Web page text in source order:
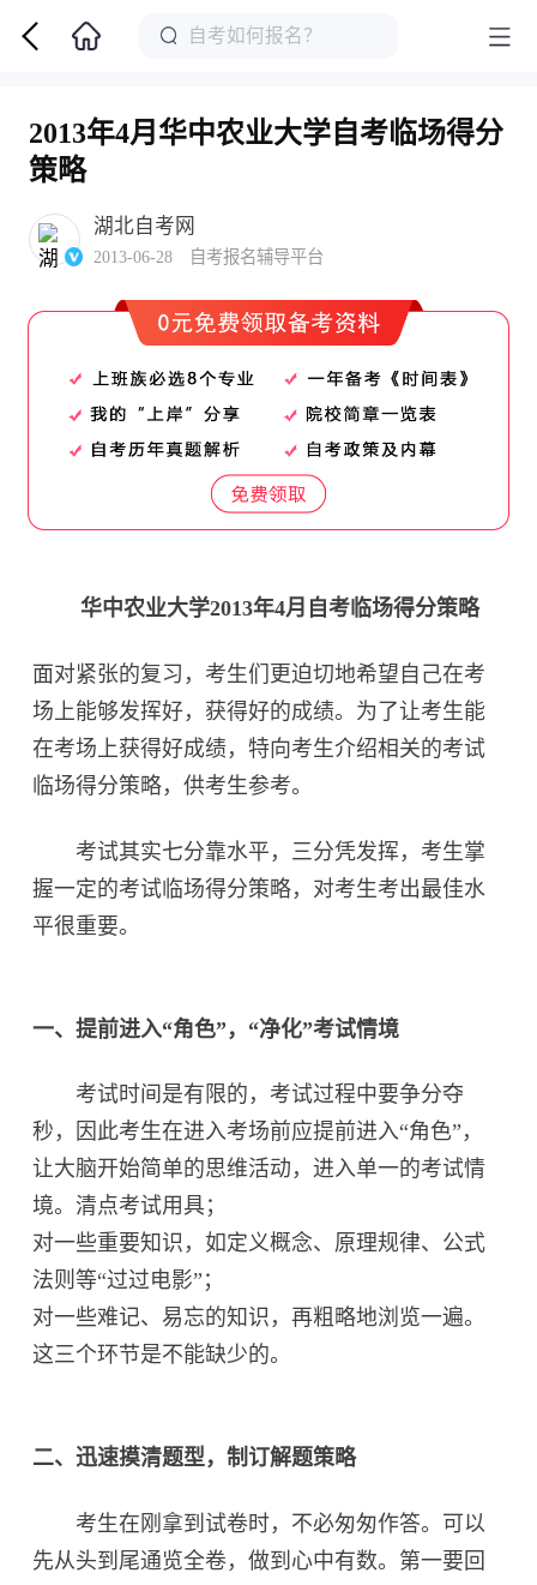
2013年4月华中农业大学自考临场得分
策略
湖北自考网
2013-06-28 自考报名辅导平台
华中农业大学2013年4月自考临场得分策略
面对紧张的复习，考生们更迫切地希望自己在考
场上能够发挥好，获得好的成绩。为了让考生能
在考场上获得好成绩，特向考生介绍相关的考试
临场得分策略，供考生参考。
考试其实七分靠水平，三分凭发挥，考生掌
握一定的考试临场得分策略，对考生考出最佳水
平很重要。
一、提前进入“角色”，“净化”考试情境
考试时间是有限的，考试过程中要争分夺
秒，因此考生在进入考场前应提前进入“角色”，
让大脑开始简单的思维活动，进入单一的考试情
境。清点考试用具；
对一些重要知识，如定义概念、原理规律、公式
法则等“过过电影”；
对一些难记、易忘的知识，再粗略地浏览一遍。
这三个环节是不能缺少的。
二、迅速摸清题型，制订解题策略
考生在刚拿到试卷时，不必匆匆作答。可以
先从头到尾通览全卷，做到心中有数。第一要回